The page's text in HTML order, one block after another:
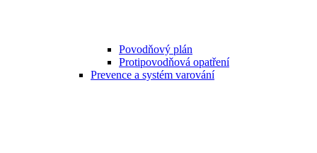
Povodňový plán
Protipovodňová opatření
Prevence a systém varování